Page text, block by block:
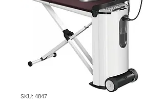
SKU: 4847